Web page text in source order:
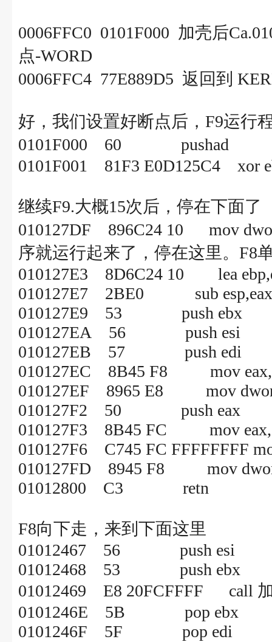
0006FFC0 0101F000 加壳后
点-WORD
0006FFC4 77E889D5 返回到
好，我们设置好断点后，F9运行
0101F000 60 pushad
0101F001 81F3 E0D125C4 xor
继续F9.大概15次后，停在下面了
010127DF 896C24 10 mov
序就运行起来了，停在这里。F8
010127E3 8D6C24 10 lea
010127E7 2BE0 sub esp,eax
010127E9 53 push ebx
010127EA 56 push esi
010127EB 57 push edi
010127EC 8B45 F8 mov
010127EF 8965 E8 mov dword
010127F2 50 push eax
010127F3 8B45 FC mov
010127F6 C745 FC FFFFFFFF
010127FD 8945 F8 mov dword
01012800 C3 retn
F8向下走，来到下面这里
01012467 56 push esi
01012468 53 push ebx
01012469 E8 20FCFFFF call 加
0101246E 5B pop ebx
0101246F 5F pop edi